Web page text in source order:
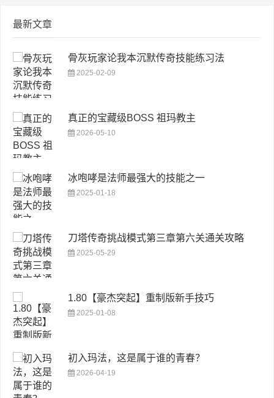
最新文章
骨灰玩家论我本沉默传奇技能练习法
2025-02-09
真正的宝藏级BOSS 祖玛教主
2026-05-10
冰咆哮是法师最强大的技能之一
2025-01-18
刀塔传奇挑战模式第三章第六关通关攻略
2025-05-29
1.80【豪杰突起】重制版新手技巧
2025-01-08
初入玛法，这是属于谁的青春？
2026-04-19